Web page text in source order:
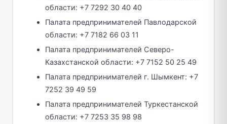
области: +7 7292 30 40 40
Палата предпринимателей Павлодарской
области: +7 7182 66 03 11
Палата предпринимателей Северо-
Казахстанской области: +7 7152 50 25 49
Палата предпринимателей г. Шымкент: +7
7252 39 49 59
Палата предпринимателей Туркестанской
области: +7 7253 35 98 98